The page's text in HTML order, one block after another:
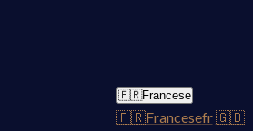
🇫🇷Francese
🇫🇷Francesefr🇬🇧